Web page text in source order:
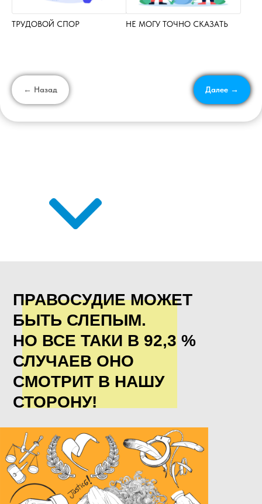
ТРУДОВОЙ СПОР НЕ МОГУ ТОЧНО СКАЗАТЬ
← Назад Далее →
ПРАВОСУДИЕ МОЖЕТ
БЫТЬ СЛЕПЫМ.
НО ВСЕ ТАКИ В 92,3 %
СЛУЧАЕВ ОНО
СМОТРИТ В НАШУ
СТОРОНУ!